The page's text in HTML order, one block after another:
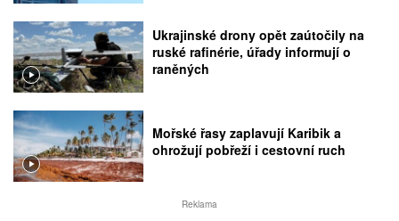
Ukrajinské drony opět zaútočily na
ruské rafinérie, úřady informují o
raněných
Mořské řasy zaplavují Karibik a
ohrožují pobřeží i cestovní ruch
Reklama